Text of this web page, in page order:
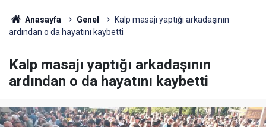
Anasayfa Genel
Kalp masajı yaptığı arkadaşının
ardından o da hayatını kaybetti
Kalp masajı yaptığı arkadaşının
ardından o da hayatını kaybetti